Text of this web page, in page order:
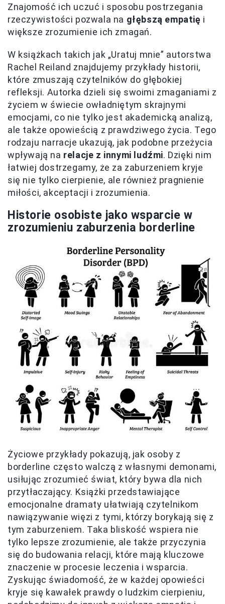
Znajomość ich uczuć i sposobu postrzegania
rzeczywistości pozwala na głębszą empatię i
większe zrozumienie ich zmagań.
W książkach takich jak „Uratuj mnie” autorstwa
Rachel Reiland znajdujemy przykłady historii,
które zmuszają czytelników do głębokiej
refleksji. Autorka dzieli się swoimi zmaganiami z
życiem w świecie owładniętym skrajnymi
emocjami, co nie tylko jest akademicką analizą,
ale także opowieścią z prawdziwego życia. Tego
rodzaju narracje ukazują, jak podobne przeżycia
wpływają na relacje z innymi ludźmi. Dzięki nim
łatwiej dostrzegamy, że za zaburzeniem kryje
się nie tylko cierpienie, ale również pragnienie
miłości, akceptacji i zrozumienia.
Historie osobiste jako wsparcie w
zrozumieniu zaburzenia borderline
Życiowe przykłady pokazują, jak osoby z
borderline często walczą z własnymi demonami,
usiłując zrozumieć świat, który bywa dla nich
przytłaczający. Książki przedstawiające
emocjonalne dramaty ułatwiają czytelnikom
nawiązywanie więzi z tymi, którzy borykają się z
tym zaburzeniem. Taka bliskość wspiera nie
tylko lepsze zrozumienie, ale także przyczynia
się do budowania relacji, które mają kluczowe
znaczenie w procesie leczenia i wsparcia.
Zyskując świadomość, że w każdej opowieści
kryje się kawałek prawdy o ludzkim cierpieniu,